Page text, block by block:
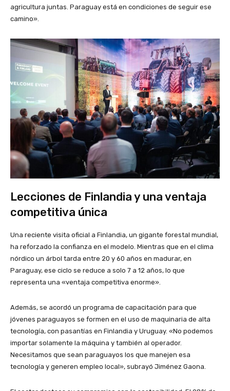
agricultura juntas. Paraguay está en condiciones de seguir ese
camino».
Lecciones de Finlandia y una ventaja
competitiva única
Una reciente visita oficial a Finlandia, un gigante forestal mundial,
ha reforzado la confianza en el modelo. Mientras que en el clima
nórdico un árbol tarda entre 20 y 60 años en madurar, en
Paraguay, ese ciclo se reduce a solo 7 a 12 años, lo que
representa una «ventaja competitiva enorme».
Además, se acordó un programa de capacitación para que
jóvenes paraguayos se formen en el uso de maquinaria de alta
tecnología, con pasantías en Finlandia y Uruguay. «No podemos
importar solamente la máquina y también al operador.
Necesitamos que sean paraguayos los que manejen esa
tecnología y generen empleo local», subrayó Jiménez Gaona.